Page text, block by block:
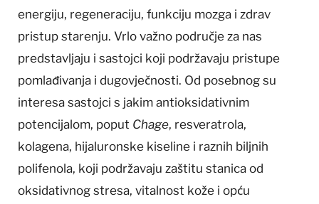
energiju, regeneraciju, funkciju mozga i zdrav
pristup starenju. Vrlo važno područje za nas
predstavljaju i sastojci koji podržavaju pristupe
pomlađivanja i dugovječnosti. Od posebnog su
interesa sastojci s jakim antioksidativnim
potencijalom, poput Chage, resveratrola,
kolagena, hijaluronske kiseline i raznih biljnih
polifenola, koji podržavaju zaštitu stanica od
oksidativnog stresa, vitalnost kože i opću